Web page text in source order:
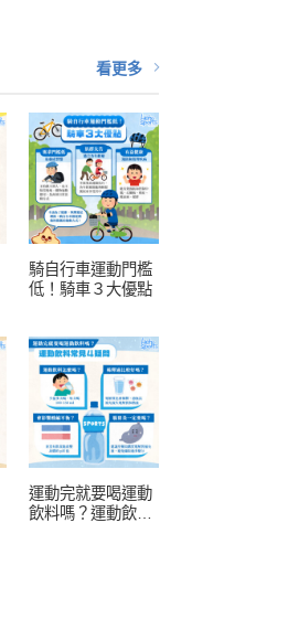
看更多
騎自行車運動門檻
低！騎車３大優點
運動完就要喝運動
飲料嗎？運動飲料